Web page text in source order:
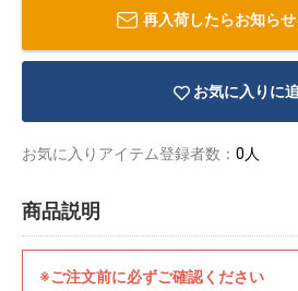
再入荷したらお知ら
お気に入りに
お気に入りアイテム登録者数： 0人
商品説明
※ご注文前に必ずご確認ください